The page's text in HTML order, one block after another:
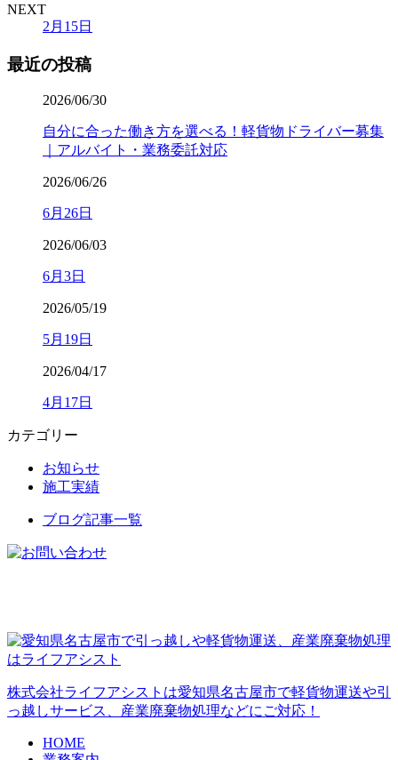
NEXT
2月15日
最近の投稿
2026/06/30
自分に合った働き方を選べる！軽貨物ドライバー募集
｜アルバイト・業務委託対応
2026/06/26
6月26日
2026/06/03
6月3日
2026/05/19
5月19日
2026/04/17
4月17日
カテゴリー
お知らせ
施工実績
ブログ記事一覧
株式会社ライフアシストは愛知県名古屋市で軽貨物運送や引
っ越しサービス、産業廃棄物処理などにご対応！
HOME